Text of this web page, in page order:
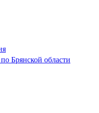
Брянской области